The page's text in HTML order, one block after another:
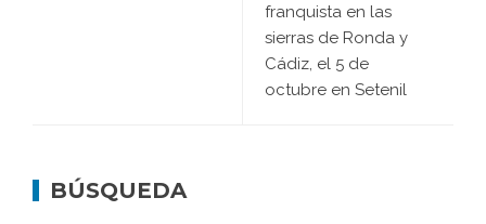
franquista en las
sierras de Ronda y
Cádiz, el 5 de
octubre en Setenil
BÚSQUEDA